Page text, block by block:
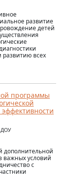
развитие
детей
всех
программы
ДОУ
дополнительной
важных условий
с